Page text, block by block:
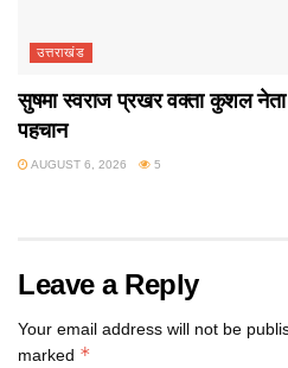
उत्तराखंड
सुषमा स्वराज प्रखर वक्ता कुशल
पहचान
AUGUST 6, 2026 5
Leave a Reply
Your email address will not be
marked *